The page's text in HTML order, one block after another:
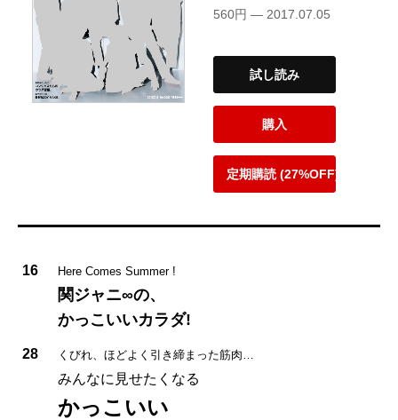
560円 — 2017.07.05
試し読み
購入
定期購読 (27%OFF)
16 Here Comes Summer !
関ジャニ∞の、
かっこいいカラダ!
28 くびれ、ほどよく引き締まった筋肉…
みんなに見せたくなる
かっこいい